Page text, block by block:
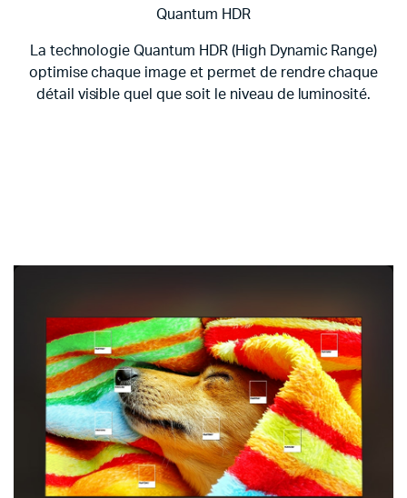
Quantum HDR
La technologie Quantum HDR (High Dynamic Range)
optimise chaque image et permet de rendre chaque
détail visible quel que soit le niveau de luminosité.